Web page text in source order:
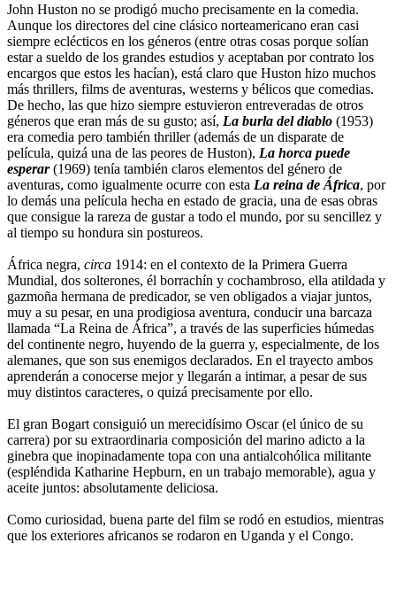
John Huston no se prodigó mucho precisamente en la comedia.
Aunque los directores del cine clásico norteamericano eran casi
siempre eclécticos en los géneros (entre otras cosas porque solían
estar a sueldo de los grandes estudios y aceptaban por contrato los
encargos que estos les hacían), está claro que Huston hizo muchos
más thrillers, films de aventuras, westerns y bélicos que comedias.
De hecho, las que hizo siempre estuvieron entreveradas de otros
géneros que eran más de su gusto; así, La burla del diablo (1953)
era comedia pero también thriller (además de un disparate de
película, quizá una de las peores de Huston), La horca puede
esperar(1969) tenía también claros elementos del género de
aventuras, como igualmente ocurre con esta La reina de África, por
lo demás una película hecha en estado de gracia, una de esas obras
que consigue la rareza de gustar a todo el mundo, por su sencillez y
al tiempo su hondura sin postureos.
África negra, circa 1914: en el contexto de la Primera Guerra
Mundial, dos solterones, él borrachín y cochambroso, ella atildada y
gazmoña hermana de predicador, se ven obligados a viajar juntos,
muy a su pesar, en una prodigiosa aventura, conducir una barcaza
llamada “La Reina de África”, a través de las superficies húmedas
del continente negro, huyendo de la guerra y, especialmente, de los
alemanes, que son sus enemigos declarados. En el trayecto ambos
aprenderán a conocerse mejor y llegarán a intimar, a pesar de sus
muy distintos caracteres, o quizá precisamente por ello.
El gran Bogart consiguió un merecidísimo Oscar (el único de su
carrera) por su extraordinaria composición del marino adicto a la
ginebra que inopinadamente topa con una antialcohólica militante
(espléndida Katharine Hepburn, en un trabajo memorable), agua y
aceite juntos: absolutamente deliciosa.
Como curiosidad, buena parte del film se rodó en estudios, mientras
que los exteriores africanos se rodaron en Uganda y el Congo.